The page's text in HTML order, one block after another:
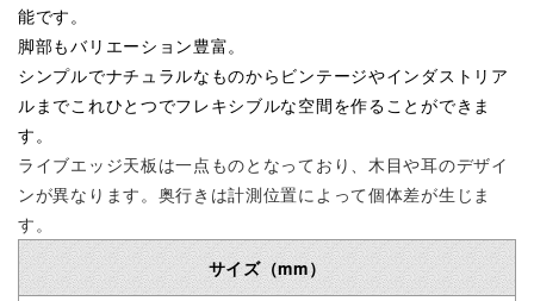
能です。
脚部もバリエーション豊富。
シンプルでナチュラルなものからビンテージやインダストリア
ルまでこれひとつでフレキシブルな空間を作ることができま
す。
ライブエッジ天板は一点ものとなっており、木目や耳のデザイ
ンが異なります。奥行きは計測位置によって個体差が生じま
す。
サイズ（mm）